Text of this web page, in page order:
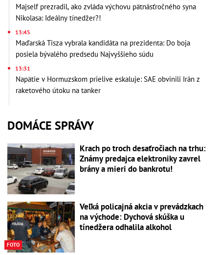
Majself prezradil, ako zvláda výchovu pätnásťročného syna
Nikolasa: Ideálny tínedžer?!
13:45
Maďarská Tisza vybrala kandidáta na prezidenta: Do boja
posiela bývalého predsedu Najvyššieho súdu
13:31
Napätie v Hormuzskom prielive eskaluje: SAE obvinili Irán z
raketového útoku na tanker
DOMÁCE SPRÁVY
Krach po troch desaťročiach na trhu:
Známy predajca elektroniky zavrel
brány a mieri do bankrotu!
FOTO
Veľká policajná akcia v prevádzkach
na východe: Dychová skúška u
tínedžera odhalila alkohol